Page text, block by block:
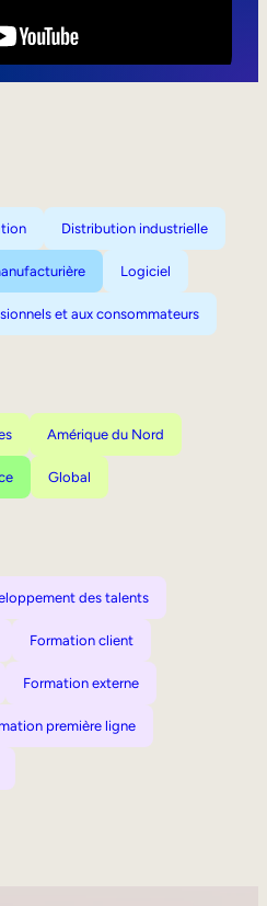
Distribution industrielle
Logiciel
et aux consommateurs
Amérique du Nord
Global
des talents
Formation client
Formation externe
première ligne